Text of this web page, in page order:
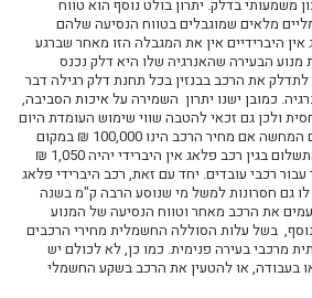
ליסינג
משמעותי בדלק. יתרון בולט נוסף הוא טווח
מלאים שמוגבלים בטווח הנסיעה שלהם
היברידיים אין את המגבלה הזו מאחר שברגע
הבעירה שהאנרגיה שלו היא דלק נכנס
לתדלק את הרכב בבנזין בכל תחנת דלק רגילה דבר
כמובן ישנו יתרון השמירה על איכות הסביבה,
ולכן גם זכאי להטבה שווי שימוש העומדת היום
על הפחתה של 1,260 ₪. לשם המחשה אם מחיר הרכב הינו 100,000 ₪ במקום
לשלם 2,480 ₪ שווי שימוש התשלום בגין רכב פלאג אין היברידי יהיה 1,050 ₪
רכבי עובדים. יחד עם זאת, רכב היברידי פלאג
לו גם חסרונות למשל מי שנוסע הרבה ק"מ בשנה
את הרכב מאחר וטווח הנסיעה של המנוע
בשל עלות הסוללה החשמלית מחירי הרכבים
מרכבי בעירה פנימית. כמו כן, לא לכולם יש
בעבודה, או להטעין את הרכב בשקע החשמלי